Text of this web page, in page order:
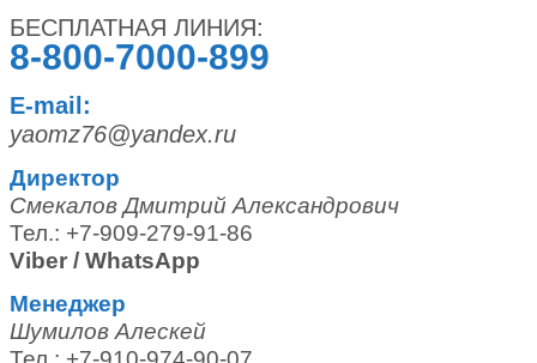
БЕСПЛАТНАЯ ЛИНИЯ:
8-800-7000-899
E-mail:
yaomz76@yandex.ru
Директор
Смекалов Дмитрий Александрович
Тел.: +7-909-279-91-86
Viber / WhatsApp
Менеджер
Шумилов Алескей